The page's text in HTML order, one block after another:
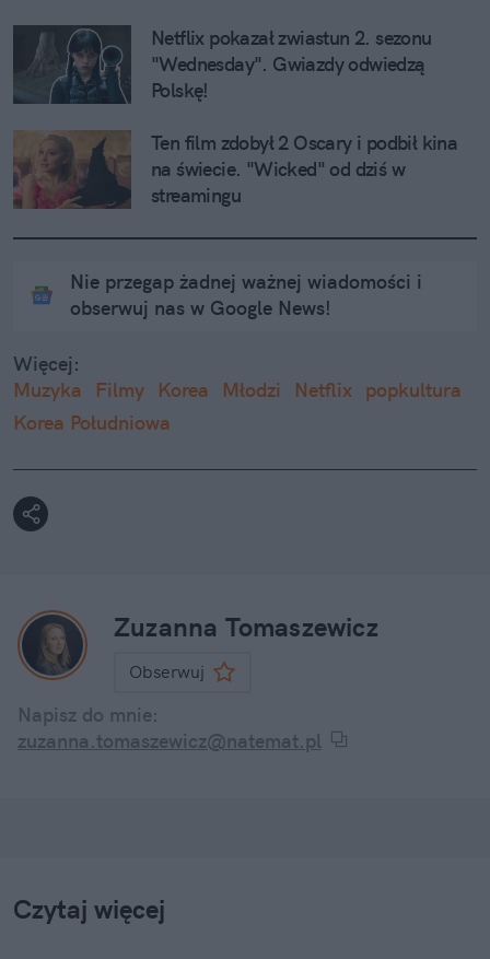
Netflix pokazał zwiastun 2. sezonu
"Wednesday". Gwiazdy odwiedzą
Polskę!
Ten film zdobył 2 Oscary i podbił kina
na świecie. "Wicked" od dziś w
streamingu
Nie przegap żadnej ważnej wiadomości i
obserwuj nas w Google News!
Więcej:
Muzyka
Filmy Korea Młodzi Netflix popkultura
Korea Południowa
Zuzanna Tomaszewicz
Obserwuj
Napisz do mnie:
zuzanna.tomaszewicz@natemat.pl
Czytaj więcej